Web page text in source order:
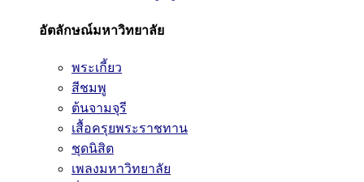
อัตลักษณ์มหาวิทยาลัย
พระเกี้ยว
สีชมพู
ต้นจามจุรี
เสื้อครุยพระราชทาน
ชุดนิสิต
เพลงมหาวิทยาลัย